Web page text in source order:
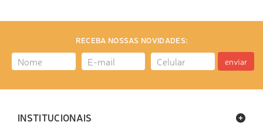
RECEBA NOSSAS NOVIDADES:
enviar
INSTITUCIONAIS